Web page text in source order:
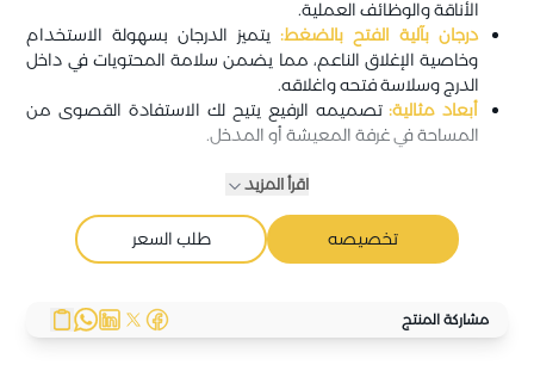
الأناقة والوظائف العملية.
درجان بآلية الفتح بالضغط: يتميز الدرجان بسهولة الاستخدام
وخاصية الإغلاق الناعم، مما يضمن سلامة المحتويات في داخل
الدرج وسلاسة فتحه واغلاقه.
أبعاد مثالية: تصميمه الرفيع يتيح لك الاستفادة القصوى من
المساحة في غرفة المعيشة أو المدخل.
اقرأ المزيد
تخصيصه طلب السعر
مشاركة المنتج